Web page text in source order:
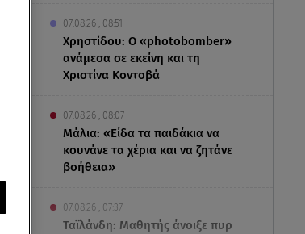
07.08.26 , 08:51
Χρηστίδου: Ο «photobomber»
ανάμεσα σε εκείνη και τη
Χριστίνα Κοντοβά
07.08.26 , 08:07
Μάλια: «Είδα τα παιδάκια να
κουνάνε τα χέρια και να ζητάνε
βοήθεια»
07.08.26 , 07:37
Ταϊλάνδη: Μαθητής άνοιξε πυρ